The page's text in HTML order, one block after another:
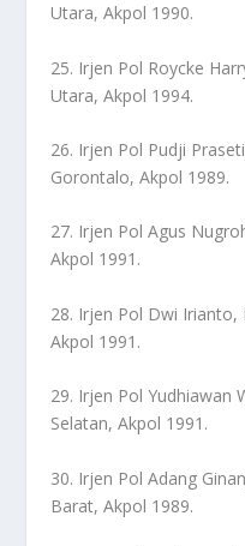
Utara, Akpol 1990.
25. Irjen Pol Roycke
Utara, Akpol 1994.
26. Irjen Pol Pudji
Gorontalo, Akpol 1989.
27. Irjen Pol Agus
Akpol 1991.
28. Irjen Pol Dwi Irianto,
Akpol 1991.
29. Irjen Pol Yudhiawan
Selatan, Akpol 1991.
30. Irjen Pol Adang
Barat, Akpol 1989.